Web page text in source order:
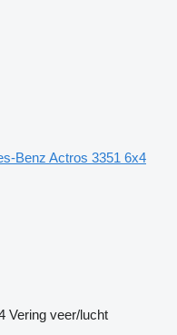
Benz Actros 3351 6x4
Vering veer/lucht